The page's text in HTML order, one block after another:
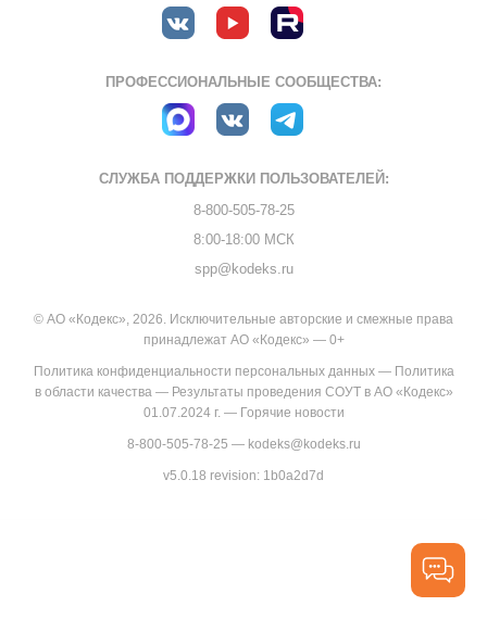
ПРОФЕССИОНАЛЬНЫЕ СООБЩЕСТВА:
СЛУЖБА ПОДДЕРЖКИ ПОЛЬЗОВАТЕЛЕЙ:
8-800-505-78-25
8:00-18:00 МСК
spp@kodeks.ru
© АО «Кодекс», 2026. Исключительные авторские и смежные права
принадлежат АО «Кодекс» — 0+
Политика конфиденциальности персональных данных— Политика
в области качества— Результаты проведения СОУТ в АО «Кодекс»
01.07.2024 г.— Горячие новости
8-800-505-78-25 — kodeks@kodeks.ru
v5.0.18 revision: 1b0a2d7d